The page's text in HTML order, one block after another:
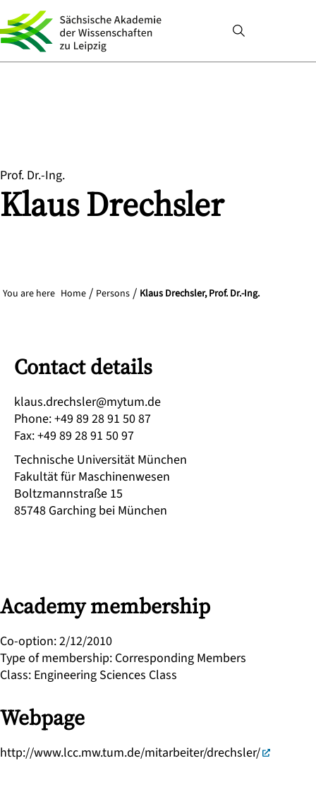
Prof. Dr.-Ing.
KlausDrechsler
You are here Home Persons Klaus Drechsler, Prof. Dr.-Ing.
Academy membership
Co-option:2/12/2010
Type of membership: Corresponding Members
Class: Engineering Sciences Class
Webpage
http://www.lcc.mw.tum.de/mitarbeiter/drechsler/
Contact details
ed.mutym@relshcerd.sualk
Phone:+49 89 28 91 50 87
Fax:+49 89 28 91 50 97
Technische Universität München
Fakultät für Maschinenwesen
Boltzmannstraße 15
85748 Garching bei München